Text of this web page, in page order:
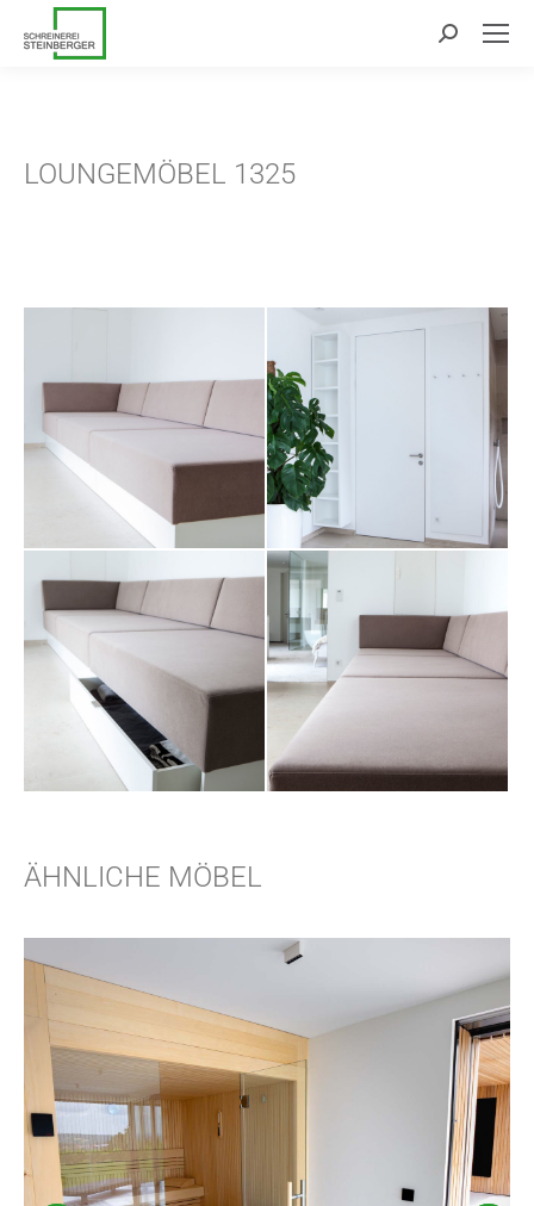
Search:
LOUNGEMÖBEL 1325
ÄHNLICHE MÖBEL